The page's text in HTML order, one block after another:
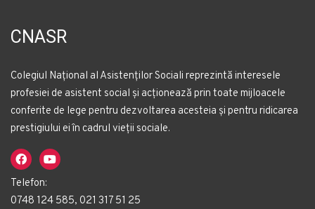
CNASR
Colegiul Național al Asistenților Sociali reprezintă interesele
profesiei de asistent social și acționează prin toate mijloacele
conferite de lege pentru dezvoltarea acesteia și pentru ridicarea
prestigiului ei în cadrul vieții sociale.
Telefon:
0748 124 585, 021 317 51 25